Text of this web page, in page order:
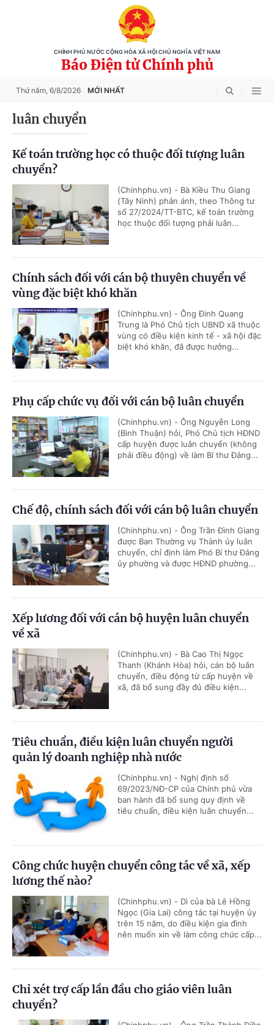
CHÍNH PHỦ NƯỚC CỘNG HÒA XÃ HỘI CHỦ NGHĨA VIỆT NAM
Báo Điện tử Chính phủ
Thứ năm, 6/8/2026 MỚI NHẤT
luân chuyển
Kế toán trường học có thuộc đối tượng luân
chuyển?
(Chinhphu.vn) - Bà Kiều Thu Giang
(Tây Ninh) phản ánh, theo Thông tư
số 27/2024/TT-BTC, kế toán trường
học thuộc đối tượng phải luân...
Chính sách đối với cán bộ thuyên chuyển về
vùng đặc biệt khó khăn
(Chinhphu.vn) - Ông Đinh Quang
Trung là Phó Chủ tịch UBND xã thuộc
vùng có điều kiện kinh tế - xã hội đặc
biệt khó khăn, đã được hưởng...
Phụ cấp chức vụ đối với cán bộ luân chuyển
(Chinhphu.vn) - Ông Nguyễn Long
(Bình Thuận) hỏi, Phó Chủ tịch HĐND
cấp huyện được luân chuyển (không
phải điều động) về làm Bí thư Đảng...
Chế độ, chính sách đối với cán bộ luân chuyển
(Chinhphu.vn) - Ông Trần Đình Giang
được Ban Thường vụ Thành ủy luân
chuyển, chỉ định làm Phó Bí thư Đảng
ủy phường và được HĐND phường...
Xếp lương đối với cán bộ huyện luân chuyển
về xã
(Chinhphu.vn) - Bà Cao Thị Ngọc
Thanh (Khánh Hòa) hỏi, cán bộ luân
chuyển, điều động từ cấp huyện về
xã, đã bổ sung đầy đủ điều kiện...
Tiêu chuẩn, điều kiện luân chuyển người
quản lý doanh nghiệp nhà nước
(Chinhphu.vn) - Nghị định số
69/2023/NĐ-CP của Chính phủ vừa
ban hành đã bổ sung quy định về
tiêu chuẩn, điều kiện luân chuyển...
Công chức huyện chuyển công tác về xã, xếp
lương thế nào?
(Chinhphu.vn) - Dì của bà Lê Hồng
Ngọc (Gia Lai) công tác tại huyện ủy
trên 15 năm, do điều kiện gia đình
nên muốn xin về làm công chức cấp...
Chỉ xét trợ cấp lần đầu cho giáo viên luân
chuyển?